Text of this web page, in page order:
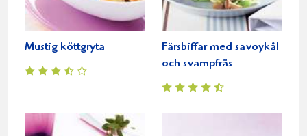
Mustig köttgryta
Färsbiffar med savoykål
och svampfräs